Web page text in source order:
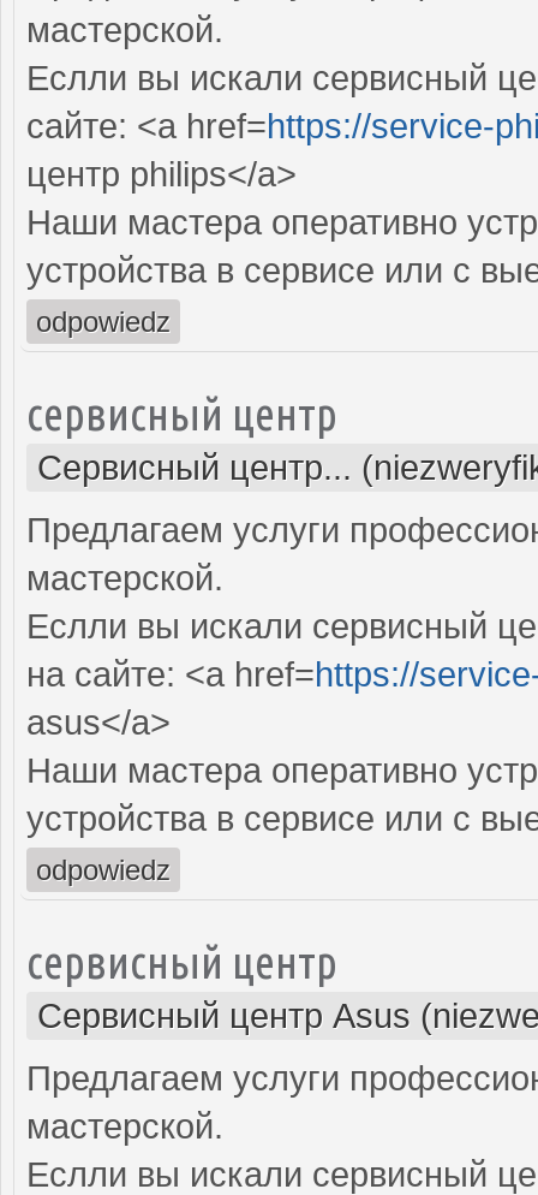
мастерской.
Еслли вы искали сервисный
сайте: <a href=https://service-
центр philips</a>
Наши мастера оперативно
устройства в сервисе или с
odpowiedz
сервисный центр
Сервисный центр...
Предлагаем услуги
мастерской.
Еслли вы искали сервисный
на сайте: <a href=https://
asus</a>
Наши мастера оперативно
устройства в сервисе или с
odpowiedz
сервисный центр
Сервисный центр Asus
Предлагаем услуги
мастерской.
Еслли вы искали сервисный